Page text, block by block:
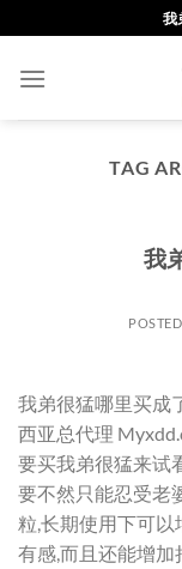
to
content
我
TAG
我
我弟很猛哪里买成
西亚总代理
要买我弟很猛来试
要不然只能忍受老
粒,长期使用下可
有感,而且还能增